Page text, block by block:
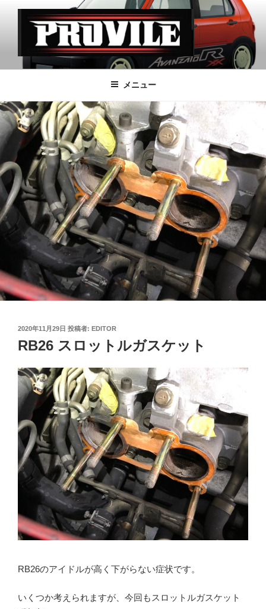
キ
ッ
プ
PROVILE
メニュー
投
稿
日:
2020年11月29日 投稿者: EDITOR
RB26 スロットルガスケット
RB26のアイドルが高く下がらない症状です。
いくつか考えられますが、今回もスロットルガスケット